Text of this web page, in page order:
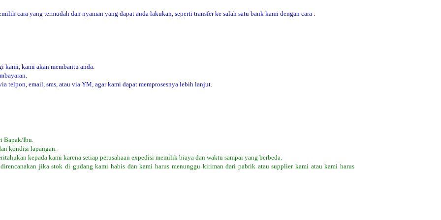
cara yang termudah dan nyaman yang dapat anda lakukan, seperti transfer ke salah satu bank kami dengan cara :
kami, kami akan membantu anda.
telpon, email, sms, atau via YM, agar kami dapat memprosesnya lebih lanjut.
Bapak/Ibu.
kondisi lapangan.
kepada kami karena setiap perusahaan expedisi memilik biaya dan waktu sampai yang berbeda.
jika stok di gudang kami habis dan kami harus menunggu kiriman dari pabrik atau supplier kami atau kami harus